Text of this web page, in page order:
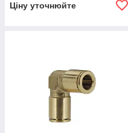
Ціну уточнюйте